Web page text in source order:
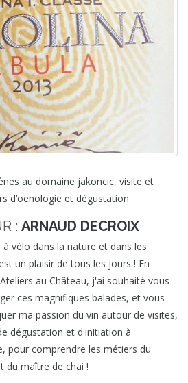
au domaine jakoncic, visite et
d’oenologie et dégustation
: ARNAUD DECROIX
à vélo dans la nature et dans les
un plaisir de tous les jours ! En
au Château, j'ai souhaité vous
ces magnifiques balades, et vous
ma passion du vin autour de visites,
dégustation et d'initiation à
pour comprendre les métiers du
du maître de chai !